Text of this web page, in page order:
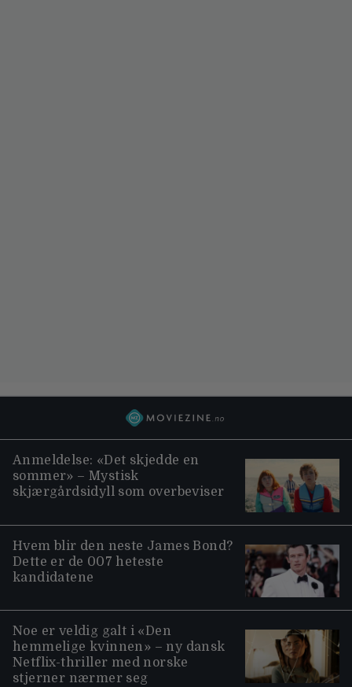
Anmeldelse: «Det skjedde en
sommer» – Mystisk
skjærgårdsidyll som overbeviser
Hvem blir den neste James Bond?
Dette er de 007 heteste
kandidatene
Noe er veldig galt i «Den
hemmelige kvinnen» – ny dansk
Netflix-thriller med norske
stjerner nærmer seg